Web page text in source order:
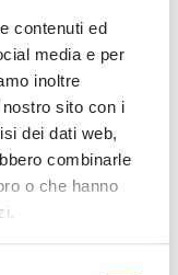
contenuti ed
media e per
inoltre
sito con i
dei dati web,
combinarle
o che hanno
on